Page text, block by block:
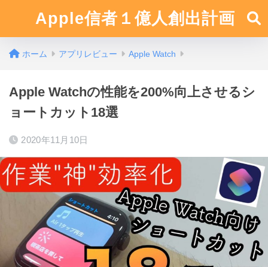
Apple信者１億人創出計画
ホーム アプリレビュー Apple Watch
Apple Watchの性能を200%向上させるシ
ョートカット18選
2020年11月10日